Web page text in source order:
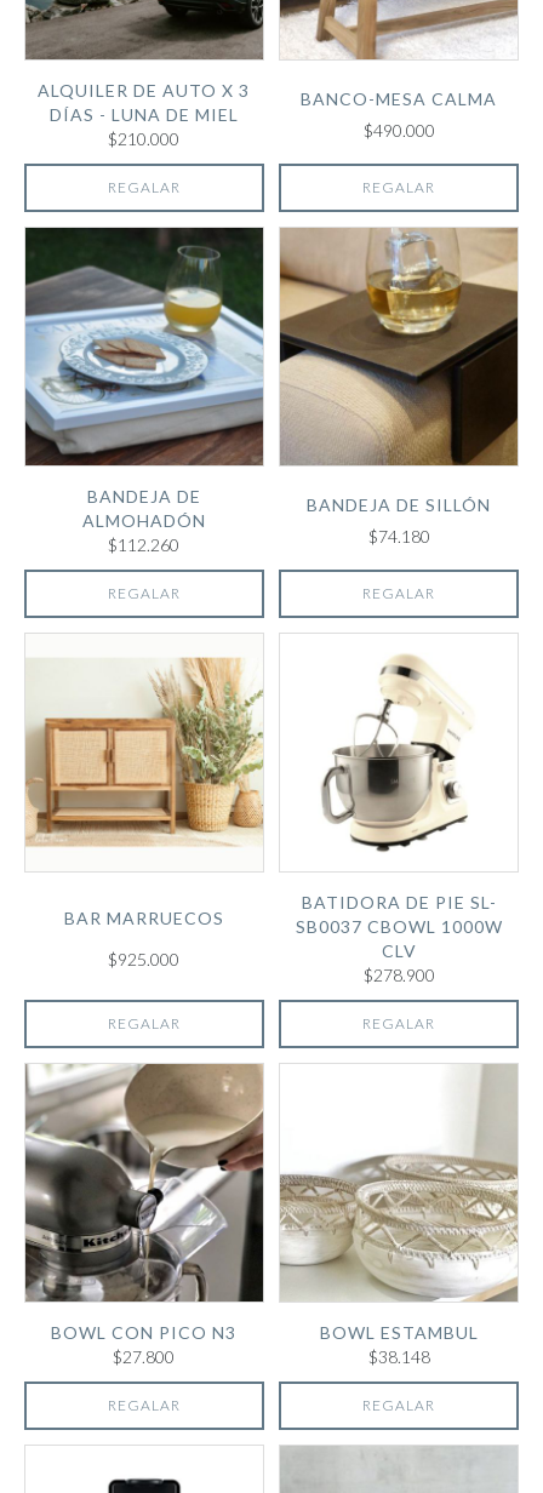
ALQUILER DE AUTO X 3
DÍAS - LUNA DE MIEL
$210.000
REGALAR
BANCO-MESA CALMA
$490.000
REGALAR
BANDEJA DE
ALMOHADÓN
$112.260
REGALAR
BANDEJA DE SILLÓN
$74.180
REGALAR
BAR MARRUECOS
$925.000
REGALAR
BATIDORA DE PIE SL-
SB0037 CBOWL 1000W
CLV
$278.900
REGALAR
BOWL CON PICO N3
$27.800
REGALAR
BOWL ESTAMBUL
$38.148
REGALAR